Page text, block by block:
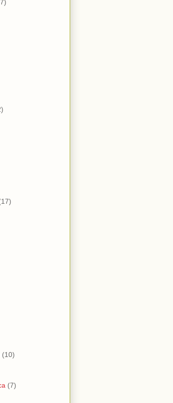
(10)
(7)